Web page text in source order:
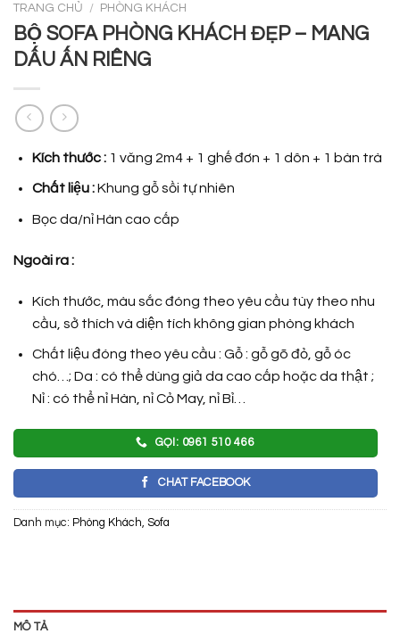
TRANG CHỦ / PHÒNG KHÁCH
BỘ SOFA PHÒNG KHÁCH ĐẸP – MANG
DẤU ẤN RIÊNG
Kích thước : 1 văng 2m4 + 1 ghế đơn + 1 dôn + 1 bàn trà
Chất liệu :Khung gỗ sồi tự nhiên
Bọc da/nỉ Hàn cao cấp
Ngoài ra :
Kích thước, màu sắc đóng theo yêu cầu tùy theo nhu
cầu, sở thích và diện tích không gian phòng khách
Chất liệu đóng theo yêu cầu : Gỗ : gỗ gõ đỏ, gỗ óc
chó…; Da : có thể dùng giả da cao cấp hoặc da thật ;
Nỉ : có thể nỉ Hàn, nỉ Cỏ May, nỉ Bỉ…
GỌI: 0961 510 466
CHAT FACEBOOK
Danh mục: Phòng Khách Sofa
MÔ TẢ